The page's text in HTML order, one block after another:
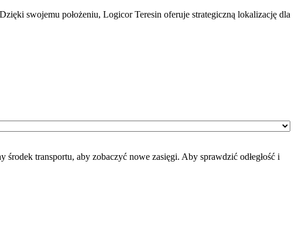
swojemu położeniu, Logicor Teresin oferuje strategiczną lokalizację dla
transportu, aby zobaczyć nowe zasięgi. Aby sprawdzić odłegłość i